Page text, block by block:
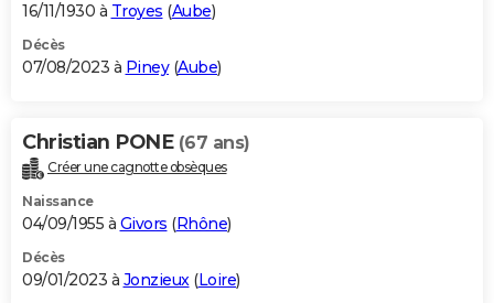
16/11/1930 à Troyes (Aube)
Décès
07/08/2023 à Piney(Aube)
Christian PONE (67 ans)
Créer une cagnotte obsèques
Naissance
04/09/1955 à Givors (Rhône)
Décès
09/01/2023 à Jonzieux(Loire)